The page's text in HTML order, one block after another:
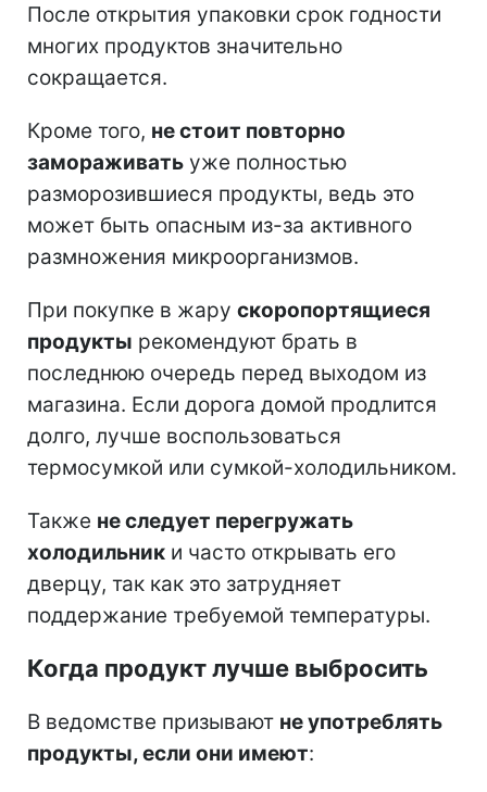
После открытия упаковки срок годности
многих продуктов значительно
сокращается.
Кроме того, не стоит повторно
замораживать уже полностью
разморозившиеся продукты, ведь это
может быть опасным из-за активного
размножения микроорганизмов.
При покупке в жару скоропортящиеся
продукты рекомендуют брать в
последнюю очередь перед выходом из
магазина. Если дорога домой продлится
долго, лучше воспользоваться
термосумкой или сумкой-холодильником.
Также не следует перегружать
холодильник и часто открывать его
дверцу, так как это затрудняет
поддержание требуемой температуры.
Когда продукт лучше выбросить
В ведомстве призывают не употреблять
продукты, если они имеют: